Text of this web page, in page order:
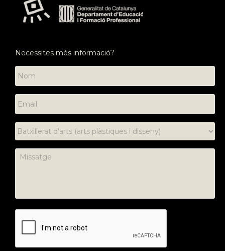
Necessites més informació?